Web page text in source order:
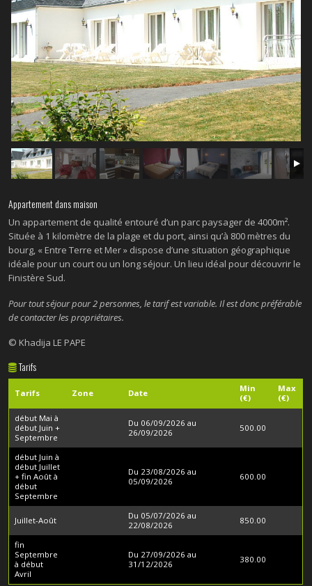
Appartement dans maison
Un appartement de qualité entouré d’un parc paysager de 4000m².
Située à 1 kilomètre de la plage et du port, ainsi qu’à 800 mètres du
bourg, « Entre Terre et Mer » dispose d’une situation géographique
idéale pour un court ou un long séjour. Un lieu idéal pour découvrir le
Finistère Sud.
Pour tout séjour pour 2 personnes, le tarif est variable. Il est donc préférable
de contacter les propriétaires.
© Khadija LE PAPE
Tarifs
Tarifs Zone Date
Min
(€)
Max
(€)
début Mai à
début Juin +
Septembre
Du 06/09/2026 au
26/09/2026
500.00
début Juin à
début Juillet
+ fin Août à
début
Septembre
Du 23/08/2026 au
05/09/2026
600.00
Juillet-Août
Du 05/07/2026 au
22/08/2026
850.00
fin
Septembre
à début
Avril
Du 27/09/2026 au
31/12/2026
380.00